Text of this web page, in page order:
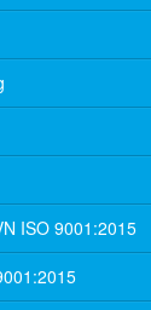
ISO 9001:2015